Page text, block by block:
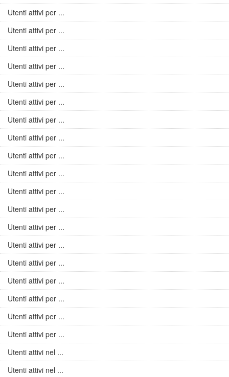
Utenti attivi per ...
Utenti attivi per ...
Utenti attivi per ...
Utenti attivi per ...
Utenti attivi per ...
Utenti attivi per ...
Utenti attivi per ...
Utenti attivi per ...
Utenti attivi per ...
Utenti attivi per ...
Utenti attivi per ...
Utenti attivi per ...
Utenti attivi per ...
Utenti attivi per ...
Utenti attivi per ...
Utenti attivi per ...
Utenti attivi per ...
Utenti attivi per ...
Utenti attivi per ...
Utenti attivi nel ...
Utenti attivi nel ...